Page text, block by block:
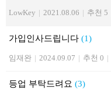
LowKey | 2021.08.06 | 추천 5
가입인사드립니다 (1)
임재완 | 2024.09.07 | 추천 0 |
등업 부탁드려요 (3)